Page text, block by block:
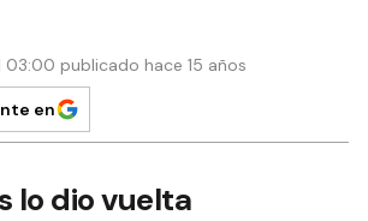
| 03:00 publicado hace 15 años
en
lo dio vuelta